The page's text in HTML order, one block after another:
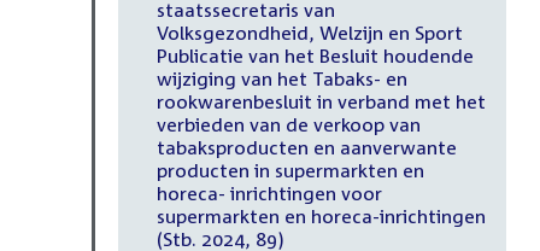
staatssecretaris van
Volksgezondheid, Welzijn en Sport
Publicatie van het Besluit houdende
wijziging van het Tabaks- en
rookwarenbesluit in verband met het
verbieden van de verkoop van
tabaksproducten en aanverwante
producten in supermarkten en
horeca- inrichtingen voor
supermarkten en horeca-inrichtingen
(Stb. 2024, 89)